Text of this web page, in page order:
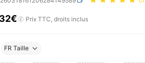
AND
Prix TTC, droits inclus
FR Taille